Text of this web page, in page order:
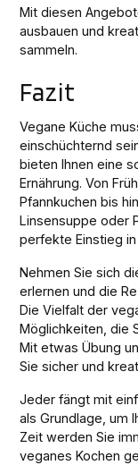
Mit diesen
ausbauen und
sammeln.
Fazit
Vegane Küche
einschüchternd
bieten Ihnen eine
Ernährung. Von
Pfannkuchen bis
Linsensuppe oder
perfekte Einstieg
Nehmen Sie sich
erlernen und die
Die Vielfalt der
Möglichkeiten, die
Mit etwas Übung
Sie sicher und
Jeder fängt mit
als Grundlage, um
Zeit werden Sie
veganes Kochen